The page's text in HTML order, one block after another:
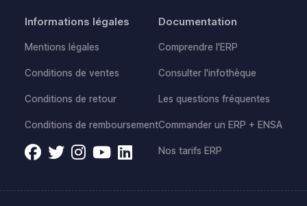
Informations légales
Mentions légales
Conditions de ventes
Conditions de retour
Conditions de remboursement
Documentation
Comprendre l'ERP
Consulter l'infothèque
Les questions fréquentes
Commander un ERP + ENSA
Nos tarifs ERP